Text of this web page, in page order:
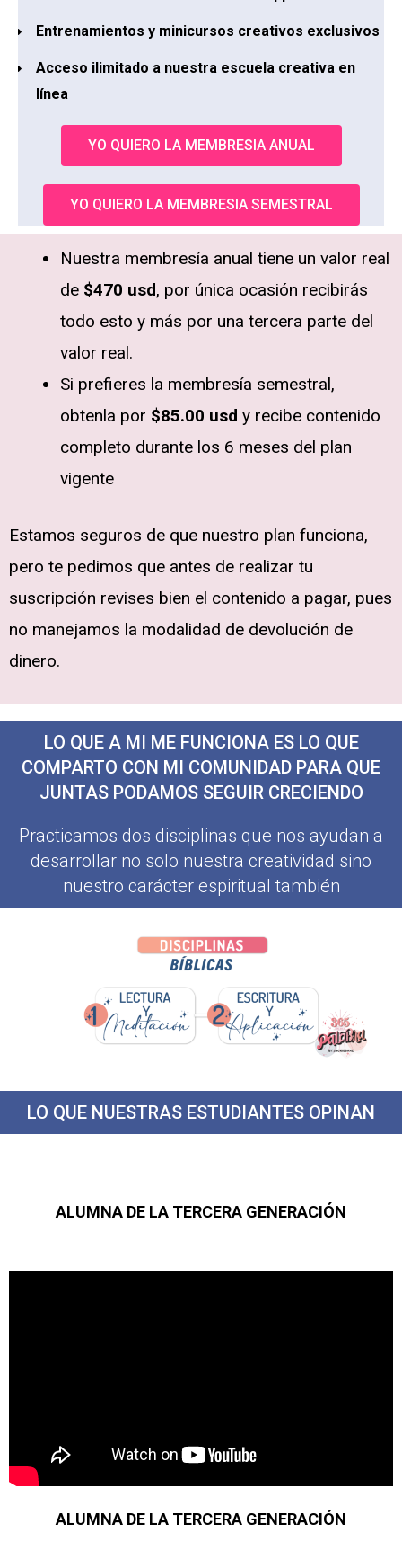
Entrenamientos y minicursos creativos exclusivos
Acceso ilimitado a nuestra escuela creativa en
línea
YO QUIERO LA MEMBRESIA ANUAL
YO QUIERO LA MEMBRESIA SEMESTRAL
Nuestra membresía anual tiene un valor real
de $470 usd, por única ocasión recibirás
todo esto y más por una tercera parte del
valor real.
Si prefieres la membresía semestral,
obtenla por $85.00 usd y recibe contenido
completo durante los 6 meses del plan
vigente
Estamos seguros de que nuestro plan funciona,
pero te pedimos que antes de realizar tu
suscripción revises bien el contenido a pagar, pues
no manejamos la modalidad de devolución de
dinero.
LO QUE A MI ME FUNCIONA ES LO QUE
COMPARTO CON MI COMUNIDAD PARA QUE
JUNTAS PODAMOS SEGUIR CRECIENDO
Practicamos dos disciplinas que nos ayudan a
desarrollar no solo nuestra creatividad sino
nuestro carácter espiritual también
LO QUE NUESTRAS ESTUDIANTES OPINAN
ALUMNA DE LA TERCERA GENERACIÓN
ALUMNA DE LA TERCERA GENERACIÓN